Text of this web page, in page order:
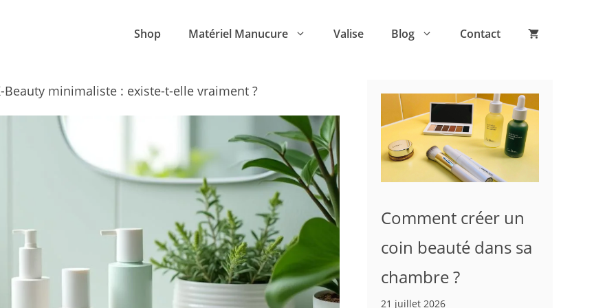
Shop Matériel Manucure Valise Blog Contact
Beauty minimaliste : existe-t-elle vraiment ?
Comment créer un
coin beauté dans sa
chambre ?
21 juillet 2026